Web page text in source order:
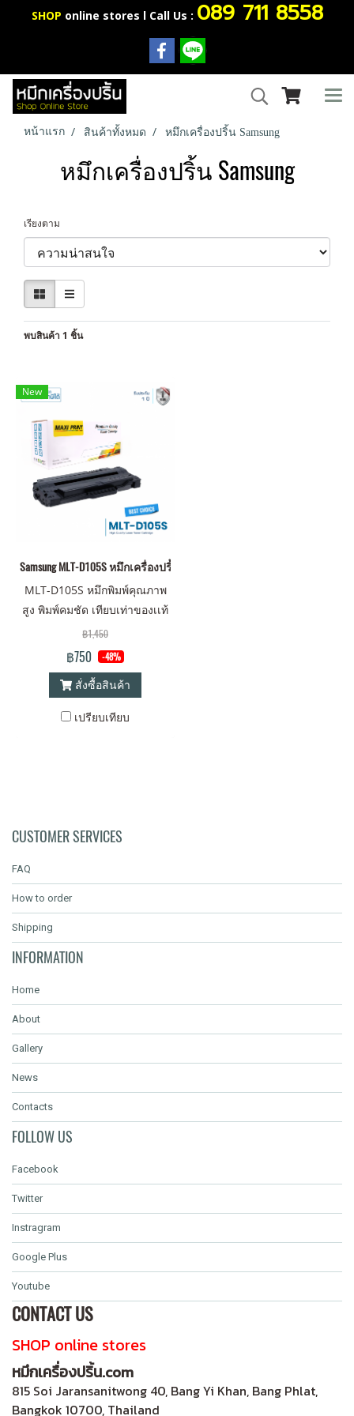
SHOP online stores l Call Us : 089 711 8558
หน้าแรก สินค้าทั้งหมด หมึกเครื่องปริ้น Samsung
หมึกเครื่องปริ้น Samsung
เรียงตาม
พบสินค้า 1 ชิ้น
New
Samsung MLT-D105S หมึกเครื่องปริ้น คุณภาพสูง พิมพ์คมชัด!
MLT-D105S หมึกพิมพ์คุณภาพ
สูง พิมพ์คมชัด เทียบเท่าของเเท้
(OEM) ไม่ส่งผลเสียต่อเครื่อง
ปริ้นเตอร์ รับประกัน 1 ปี
฿1,450
฿750 -48%
สั่งซื้อสินค้า
เปรียบเทียบ
CUSTOMER SERVICES
FAQ
How to order
Shipping
INFORMATION
Home
About
Gallery
News
Contacts
FOLLOW US
Facebook
Twitter
Instragram
Google Plus
Youtube
CONTACT US
SHOP online stores
หมึกเครื่องปริ้น.com
815 Soi Jaransanitwong 40, Bang Yi Khan, Bang Phlat,
Bangkok 10700, Thailand